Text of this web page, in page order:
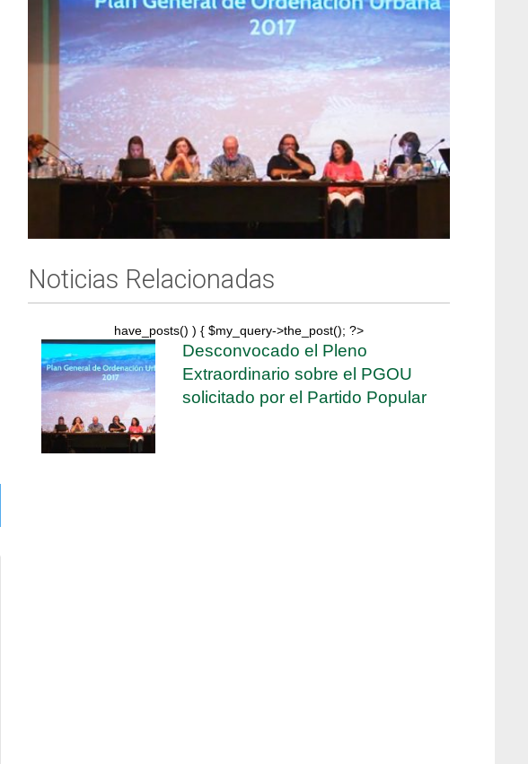
Noticias Relacionadas
have_posts() ) { $my_query->the_post(); ?>
Desconvocado el Pleno
Extraordinario sobre el PGOU
solicitado por el Partido Popular